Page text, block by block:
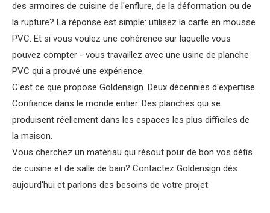
des armoires de cuisine de l'enflure, de la déformation ou de
la rupture? La réponse est simple: utilisez la carte en mousse
PVC. Et si vous voulez une cohérence sur laquelle vous
pouvez compter - vous travaillez avec une usine de planche
PVC qui a prouvé une expérience.
C'est ce que propose Goldensign. Deux décennies d'expertise.
Confiance dans le monde entier. Des planches qui se
produisent réellement dans les espaces les plus difficiles de
la maison.
Vous cherchez un matériau qui résout pour de bon vos défis
de cuisine et de salle de bain? Contactez Goldensign dès
aujourd'hui et parlons des besoins de votre projet.